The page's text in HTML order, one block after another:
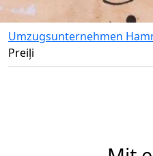
Umzugsunternehmen
Preiļi